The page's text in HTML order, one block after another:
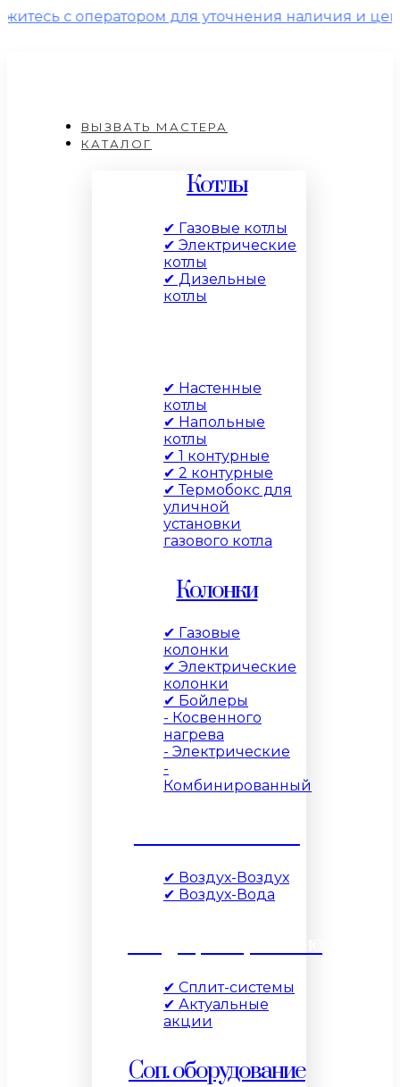
для уточнения наличия и цены!
ВЫЗВАТЬ МАСТЕРА
КАТАЛОГ
Котлы
✔ Газовые котлы
✔ Электрические
котлы
✔ Дизельные
котлы
✔ Настенные
котлы
✔ Напольные
котлы
✔ 1 контурные
✔ 2 контурные
✔ Термобокс для
уличной
установки
газового котла
Колонки
✔ Газовые
колонки
✔ Электрические
колонки
✔ Бойлеры
- Косвенного
нагрева
- Электрические
-
Комбинированный
✔ Воздух-Воздух
✔ Воздух-Вода
✔ Сплит-системы
✔ Актуальные
акции
Соп. оборудование